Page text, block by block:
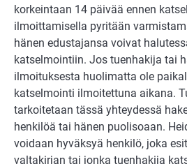
korkeintaan 14 päivää ennen
ilmoittamisella pyritään
hänen edustajansa voivat
katselmointiin. Jos tuenhakija tai
ilmoituksesta huolimatta ole
katselmointi ilmoitettuna aikana.
tarkoitetaan tässä yhteydessä
henkilöä tai hänen puolisoaan.
voidaan hyväksyä henkilö, joka
valtakirjan tai jonka tuenhakija